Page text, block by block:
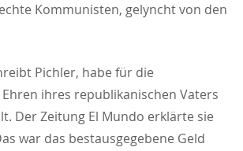
Kommunisten, gelyncht von den
Pichler, habe für die
Ehren ihres republikanischen Vaters
Der Zeitung El Mundo erklärte sie
war das bestausgegebene Geld